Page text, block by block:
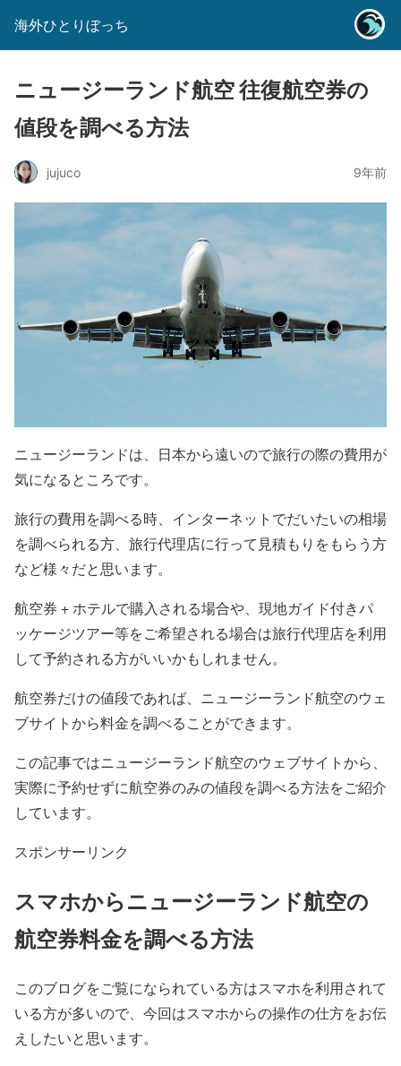
海外ひとりぼっち
ニュージーランド航空 往復航空券の
値段を調べる方法
jujuco 9年前
ニュージーランドは、日本から遠いので旅行の際の費用が
気になるところです。
旅行の費用を調べる時、インターネットでだいたいの相場
を調べられる方、旅行代理店に行って見積もりをもらう方
など様々だと思います。
航空券 + ホテルで購入される場合や、現地ガイド付きパ
ッケージツアー等をご希望される場合は旅行代理店を利用
して予約される方がいいかもしれません。
航空券だけの値段であれば、ニュージーランド航空のウェ
ブサイトから料金を調べることができます。
この記事ではニュージーランド航空のウェブサイトから、
実際に予約せずに航空券のみの値段を調べる方法をご紹介
しています。
スポンサーリンク
スマホからニュージーランド航空の
航空券料金を調べる方法
このブログをご覧になられている方はスマホを利用されて
いる方が多いので、今回はスマホからの操作の仕方をお伝
えしたいと思います。